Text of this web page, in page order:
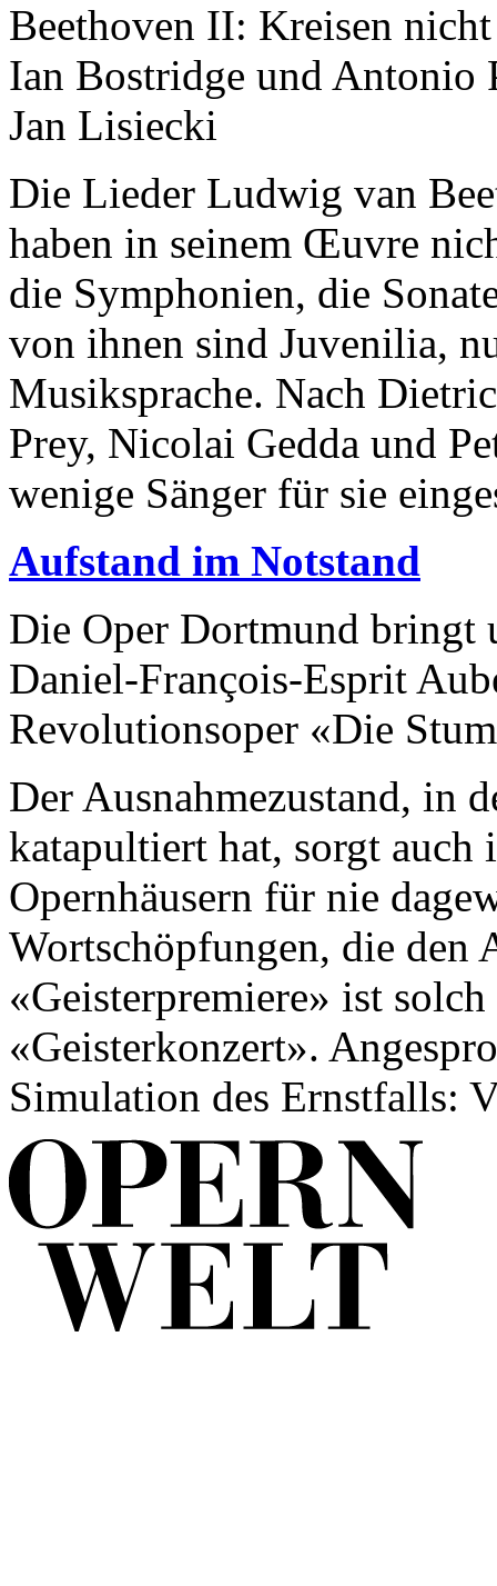
Beethoven II: Kreisen
Ian Bostridge und Antonio
Jan Lisiecki
Die Lieder Ludwig van
haben in seinem Œuvre
die Symphonien, die
von ihnen sind Juvenilia,
Musiksprache. Nach
Prey, Nicolai Gedda und
wenige Sänger für sie
Aufstand im Notstand
Die Oper Dortmund bringt
Daniel-François-Esprit
Revolutionsoper «Die
Der Ausnahmezustand, in
katapultiert hat, sorgt auch
Opernhäusern für nie
Wortschöpfungen, die den
«Geisterpremiere» ist
«Geisterkonzert».
Simulation des Ernstfalls: